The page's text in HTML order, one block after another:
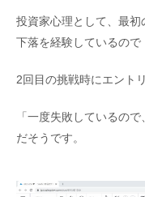
投資家心理として、最
下落を経験しているので
2回目の挑戦時にエント
「一度失敗しているの
だそうです。